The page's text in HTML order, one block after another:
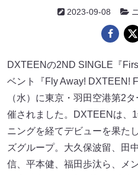
2023-09-08
DXTEENの2ND SINGLE『
ベント『Fly Away! DXTEEN!
（水）に東京・羽田空港第2
催されました。DXTEENは、
ニングを経てデビューを果た
ズグループ。大久保波留、田
信、平本健、福田歩汰ら、メ